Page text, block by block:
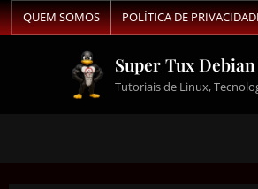
QUEM SOMOS POLÍTICA DE
Super Tux
Tutoriais de Linux,